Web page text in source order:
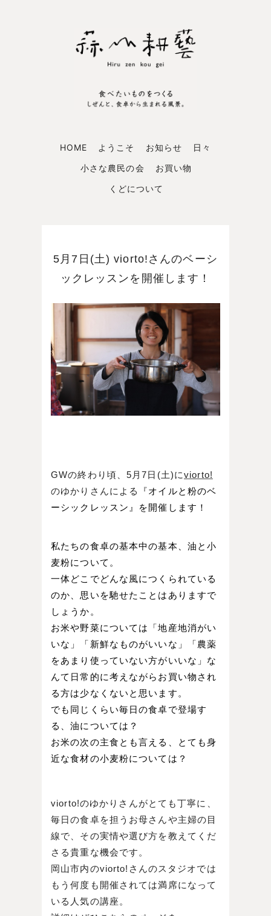
HOME ようこそ お知らせ
日々
小さな農民の会
お買い物
くどについて
5月7日(土) viorto!さんのベーシ
ックレッスンを開催します！
GWの終わり頃、5月7日(土)にviorto!
のゆかりさんによる『オイルと粉のベ
ーシックレッスン』を開催します！
私たちの食卓の基本中の基本、油と小
麦粉について。
一体どこでどんな風につくられている
のか、思いを馳せたことはありますで
しょうか。
お米や野菜については「地産地消がい
いな」「新鮮なものがいいな」「農薬
をあまり使っていない方がいいな」な
んて日常的に考えながらお買い物され
る方は少なくないと思います。
でも同じくらい毎日の食卓で登場す
る、油については？
お米の次の主食とも言える、とても身
近な食材の小麦粉については？
viorto!のゆかりさんがとても丁寧に、
毎日の食卓を担うお母さんや主婦の目
線で、その実情や選び方を教えてくだ
さる貴重な機会です。
岡山市内のviorto!さんのスタジオでは
もう何度も開催されては満席になって
いる人気の講座。